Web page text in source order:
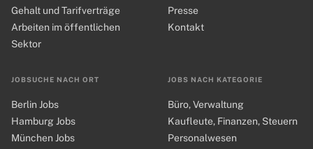
Gehalt und Tarifverträge
Arbeiten im öffentlichen
Sektor
JOBSUCHE NACH ORT
Berlin Jobs
Hamburg Jobs
München Jobs
JOBS NACH KATEGORIE
Büro, Verwaltung
Kaufleute, Finanzen, Steuern
Personalwesen
Presse
Kontakt